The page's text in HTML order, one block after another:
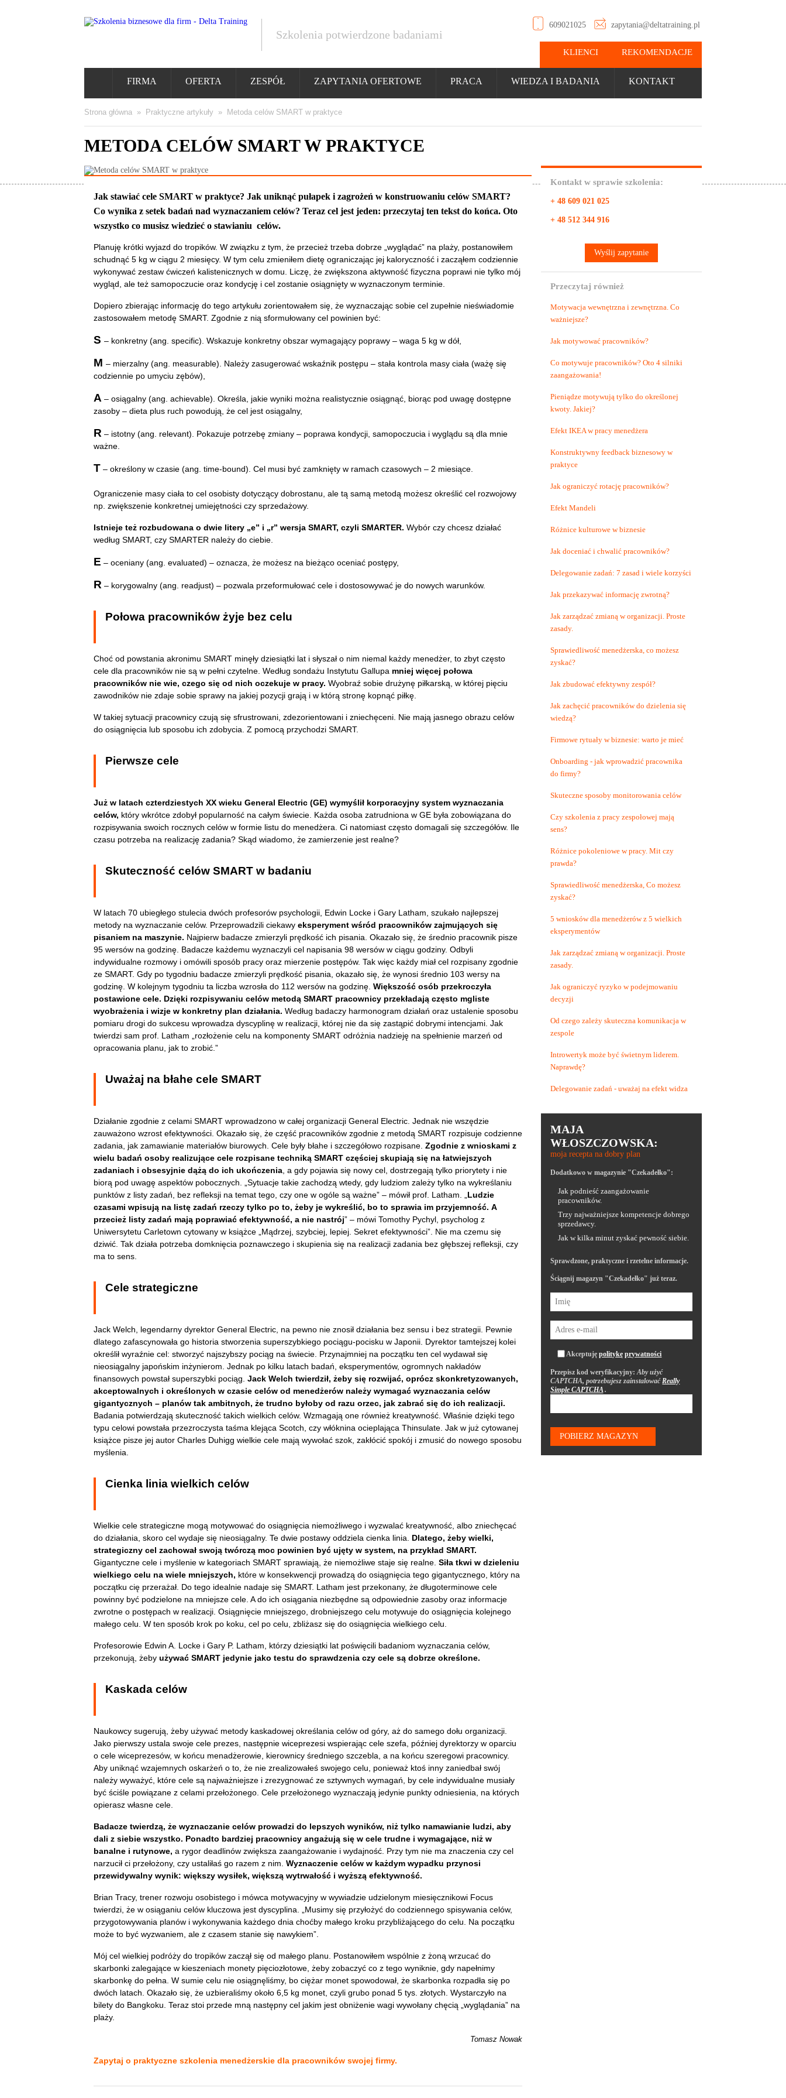
Szkolenia potwierdzone badaniami
609021025 zapytania@deltatraining.pl
KLIENCI REKOMENDACJE
FIRMA OFERTA ZESPÓŁ ZAPYTANIA OFERTOWE PRACA WIEDZA I BADANIA KONTAKT
Strona główna » Praktyczne artykuły » Metoda celów SMART w praktyce
METODA CELÓW SMART W PRAKTYCE
Jak stawiać cele SMART w praktyce? Jak uniknąć pułapek i zagrożeń w konstruowaniu celów SMART?
Co wynika z setek badań nad wyznaczaniem celów? Teraz cel jest jeden: przeczytaj ten tekst do końca. Oto
wszystko co musisz wiedzieć o stawianiu celów.
Planuję krótki wyjazd do tropików. W związku z tym, że przecież trzeba dobrze „wyglądać” na plaży, postanowiłem
schudnąć 5 kg w ciągu 2 miesięcy. W tym celu zmieniłem dietę ograniczając jej kaloryczność i zacząłem codziennie
wykonywać zestaw ćwiczeń kalistenicznych w domu. Liczę, że zwiększona aktywność fizyczna poprawi nie tylko mój
wygląd, ale też samopoczucie oraz kondycję i cel zostanie osiągnięty w wyznaczonym terminie.
Dopiero zbierając informację do tego artykułu zorientowałem się, że wyznaczając sobie cel zupełnie nieświadomie
zastosowałem metodę SMART. Zgodnie z nią sformułowany cel powinien być:
S – konkretny (ang. specific). Wskazuje konkretny obszar wymagający poprawy – waga 5 kg w dół,
M – mierzalny (ang. measurable). Należy zasugerować wskaźnik postępu – stała kontrola masy ciała (ważę się
codziennie po umyciu zębów),
A – osiągalny (ang. achievable). Określa, jakie wyniki można realistycznie osiągnąć, biorąc pod uwagę dostępne
zasoby – dieta plus ruch powodują, że cel jest osiągalny,
R – istotny (ang. relevant). Pokazuje potrzebę zmiany – poprawa kondycji, samopoczucia i wyglądu są dla mnie
ważne.
T – określony w czasie (ang. time-bound). Cel musi być zamknięty w ramach czasowych – 2 miesiące.
Ograniczenie masy ciała to cel osobisty dotyczący dobrostanu, ale tą samą metodą możesz określić cel rozwojowy
np. zwiększenie konkretnej umiejętności czy sprzedażowy.
Istnieje też rozbudowana o dwie litery „e” i „r” wersja SMART, czyli SMARTER. Wybór czy chcesz działać
według SMART, czy SMARTER należy do ciebie.
E – oceniany (ang. evaluated) – oznacza, że możesz na bieżąco oceniać postępy,
R – korygowalny (ang. readjust) – pozwala przeformułować cele i dostosowywać je do nowych warunków.
Połowa pracowników żyje bez celu
Choć od powstania akronimu SMART minęły dziesiątki lat i słyszał o nim niemal każdy menedżer, to zbyt często
cele dla pracowników nie są w pełni czytelne. Według sondażu Instytutu Gallupa mniej więcej połowa
pracowników nie wie, czego się od nich oczekuje w pracy. Wyobraź sobie drużynę piłkarską, w której pięciu
zawodników nie zdaje sobie sprawy na jakiej pozycji grają i w którą stronę kopnąć piłkę.
W takiej sytuacji pracownicy czują się sfrustrowani, zdezorientowani i zniechęceni. Nie mają jasnego obrazu celów
do osiągnięcia lub sposobu ich zdobycia. Z pomocą przychodzi SMART.
Pierwsze cele
Już w latach czterdziestych XX wieku General Electric (GE) wymyślił korporacyjny system wyznaczania
celów, który wkrótce zdobył popularność na całym świecie. Każda osoba zatrudniona w GE była zobowiązana do
rozpisywania swoich rocznych celów w formie listu do menedżera. Ci natomiast często domagali się szczegółów. Ile
czasu potrzeba na realizację zadania? Skąd wiadomo, że zamierzenie jest realne?
Skuteczność celów SMART w badaniu
W latach 70 ubiegłego stulecia dwóch profesorów psychologii, Edwin Locke i Gary Latham, szukało najlepszej
metody na wyznaczanie celów. Przeprowadzili ciekawy eksperyment wśród pracowników zajmujących się
pisaniem na maszynie. Najpierw badacze zmierzyli prędkość ich pisania. Okazało się, że średnio pracownik pisze
95 wersów na godzinę. Badacze każdemu wyznaczyli cel napisania 98 wersów w ciągu godziny. Odbyli
indywidualne rozmowy i omówili sposób pracy oraz mierzenie postępów. Tak więc każdy miał cel rozpisany zgodnie
ze SMART. Gdy po tygodniu badacze zmierzyli prędkość pisania, okazało się, że wynosi średnio 103 wersy na
godzinę. W kolejnym tygodniu ta liczba wzrosła do 112 wersów na godzinę. Większość osób przekroczyła
postawione cele. Dzięki rozpisywaniu celów metodą SMART pracownicy przekładają często mgliste
wyobrażenia i wizje w konkretny plan działania. Według badaczy harmonogram działań oraz ustalenie sposobu
pomiaru drogi do sukcesu wprowadza dyscyplinę w realizacji, której nie da się zastąpić dobrymi intencjami. Jak
twierdzi sam prof. Latham „rozłożenie celu na komponenty SMART odróżnia nadzieję na spełnienie marzeń od
opracowania planu, jak to zrobić.”
Uważaj na błahe cele SMART
Działanie zgodnie z celami SMART wprowadzono w całej organizacji General Electric. Jednak nie wszędzie
zauważono wzrost efektywności. Okazało się, że część pracowników zgodnie z metodą SMART rozpisuje codzienne
zadania, jak zamawianie materiałów biurowych. Cele były błahe i szczegółowo rozpisane. Zgodnie z wnioskami z
wielu badań osoby realizujące cele rozpisane techniką SMART częściej skupiają się na łatwiejszych
zadaniach i obsesyjnie dążą do ich ukończenia , a gdy pojawia się nowy cel, dostrzegają tylko priorytety i nie
biorą pod uwagę aspektów pobocznych. „Sytuacje takie zachodzą wtedy, gdy ludziom zależy tylko na wykreślaniu
punktów z listy zadań, bez refleksji na temat tego, czy one w ogóle są ważne” – mówił prof. Latham. „ Ludzie
czasami wpisują na listę zadań rzeczy tylko po to, żeby je wykreślić, bo to sprawia im przyjemność. A
przecież listy zadań mają poprawiać efektywność, a nie nastrój” – mówi Tomothy Pychyl, psycholog z
Uniwersytetu Carletown cytowany w książce „Mądrzej, szybciej, lepiej. Sekret efektywności”. Nie ma czemu się
dziwić. Tak działa potrzeba domknięcia poznawczego i skupienia się na realizacji zadania bez głębszej refleksji, czy
ma to sens.
Cele strategiczne
Jack Welch, legendarny dyrektor General Electric, na pewno nie znosił działania bez sensu i bez strategii. Pewnie
dlatego zafascynowała go historia stworzenia superszybkiego pociągu-pocisku w Japonii. Dyrektor tamtejszej kolei
określił wyraźnie cel: stworzyć najszybszy pociąg na świecie. Przynajmniej na początku ten cel wydawał się
nieosiągalny japońskim inżynierom. Jednak po kilku latach badań, eksperymentów, ogromnych nakładów
finansowych powstał superszybki pociąg. Jack Welch twierdził, żeby się rozwijać, oprócz skonkretyzowanych,
akceptowalnych i określonych w czasie celów od menedżerów należy wymagać wyznaczania celów
gigantycznych – planów tak ambitnych, że trudno byłoby od razu orzec, jak zabrać się do ich realizacji.
Badania potwierdzają skuteczność takich wielkich celów. Wzmagają one również kreatywność. Właśnie dzięki tego
typu celowi powstała przezroczysta taśma klejąca Scotch, czy włóknina ocieplająca Thinsulate. Jak w już cytowanej
książce pisze jej autor Charles Duhigg wielkie cele mają wywołać szok, zakłócić spokój i zmusić do nowego sposobu
myślenia.
Cienka linia wielkich celów
Wielkie cele strategiczne mogą motywować do osiągnięcia niemożliwego i wyzwalać kreatywność, albo zniechęcać
do działania, skoro cel wydaje się nieosiągalny. Te dwie postawy oddziela cienka linia. Dlatego, żeby wielki,
strategiczny cel zachował swoją twórczą moc powinien być ujęty w system, na przykład SMART.
Gigantyczne cele i myślenie w kategoriach SMART sprawiają, że niemożliwe staje się realne. Siła tkwi w dzieleniu
wielkiego celu na wiele mniejszych, które w konsekwencji prowadzą do osiągnięcia tego gigantycznego, który na
początku cię przerażał. Do tego idealnie nadaje się SMART. Latham jest przekonany, że długoterminowe cele
powinny być podzielone na mniejsze cele. A do ich osiągania niezbędne są odpowiednie zasoby oraz informacje
zwrotne o postępach w realizacji. Osiągnięcie mniejszego, drobniejszego celu motywuje do osiągnięcia kolejnego
małego celu. W ten sposób krok po koku, cel po celu, zbliżasz się do osiągnięcia wielkiego celu.
Profesorowie Edwin A. Locke i Gary P. Latham, którzy dziesiątki lat poświęcili badaniom wyznaczania celów,
przekonują, żeby używać SMART jedynie jako testu do sprawdzenia czy cele są dobrze określone.
Kaskada celów
Naukowcy sugerują, żeby używać metody kaskadowej określania celów od góry, aż do samego dołu organizacji.
Jako pierwszy ustala swoje cele prezes, następnie wiceprezesi wspierając cele szefa, później dyrektorzy w oparciu
o cele wiceprezesów, w końcu menadżerowie, kierownicy średniego szczebla, a na końcu szeregowi pracownicy.
Aby uniknąć wzajemnych oskarżeń o to, że nie zrealizowałeś swojego celu, ponieważ ktoś inny zaniedbał swój
należy wyważyć, które cele są najważniejsze i zrezygnować ze sztywnych wymagań, by cele indywidualne musiały
być ściśle powiązane z celami przełożonego. Cele przełożonego wyznaczają jedynie punkty odniesienia, na których
opierasz własne cele.
Badacze twierdzą, że wyznaczanie celów prowadzi do lepszych wyników, niż tylko namawianie ludzi, aby
dali z siebie wszystko. Ponadto bardziej pracownicy angażują się w cele trudne i wymagające, niż w
banalne i rutynowe, a rygor deadlinów zwiększa zaangażowanie i wydajność. Przy tym nie ma znaczenia czy cel
narzucił ci przełożony, czy ustaliłaś go razem z nim. Wyznaczenie celów w każdym wypadku przynosi
przewidywalny wynik: większy wysiłek, większą wytrwałość i wyższą efektywność.
Brian Tracy, trener rozwoju osobistego i mówca motywacyjny w wywiadzie udzielonym miesięcznikowi Focus
twierdzi, że w osiąganiu celów kluczowa jest dyscyplina. „Musimy się przyłożyć do codziennego spisywania celów,
przygotowywania planów i wykonywania każdego dnia choćby małego kroku przybliżającego do celu. Na początku
może to być wyzwaniem, ale z czasem stanie się nawykiem”.
Mój cel wielkiej podróży do tropików zaczął się od małego planu. Postanowiłem wspólnie z żoną wrzucać do
skarbonki zalegające w kieszeniach monety pięciozłotowe, żeby zobaczyć co z tego wyniknie, gdy napełnimy
skarbonkę do pełna. W sumie celu nie osiągnęliśmy, bo ciężar monet spowodował, że skarbonka rozpadła się po
dwóch latach. Okazało się, że uzbieraliśmy około 6,5 kg monet, czyli grubo ponad 5 tys. złotych. Wystarczyło na
bilety do Bangkoku. Teraz stoi przede mną następny cel jakim jest obniżenie wagi wywołany chęcią „wyglądania” na
plaży.
Tomasz Nowak
Zapytaj o praktyczne szkolenia menedżerskie dla pracowników swojej firmy.
Kontakt w sprawie szkolenia:
+ 48 609 021 025
+ 48 512 344 916
Wyślij zapytanie
Przeczytaj również
Motywacja wewnętrzna i zewnętrzna. Co
ważniejsze?
Jak motywować pracowników?
Co motywuje pracowników? Oto 4 silniki
zaangażowania!
Pieniądze motywują tylko do określonej
kwoty. Jakiej?
Efekt IKEA w pracy menedżera
Konstruktywny feedback biznesowy w
praktyce
Jak ograniczyć rotację pracowników?
Efekt Mandeli
Różnice kulturowe w biznesie
Jak doceniać i chwalić pracowników?
Delegowanie zadań: 7 zasad i wiele korzyści
Jak przekazywać informację zwrotną?
Jak zarządzać zmianą w organizacji. Proste
zasady.
Sprawiedliwość menedżerska, co możesz
zyskać?
Jak zbudować efektywny zespół?
Jak zachęcić pracowników do dzielenia się
wiedzą?
Firmowe rytuały w biznesie: warto je mieć
Onboarding - jak wprowadzić pracownika
do firmy?
Skuteczne sposoby monitorowania celów
Czy szkolenia z pracy zespołowej mają
sens?
Różnice pokoleniowe w pracy. Mit czy
prawda?
Sprawiedliwość menedżerska, Co możesz
zyskać?
5 wniosków dla menedżerów z 5 wielkich
eksperymentów
Jak zarządzać zmianą w organizacji. Proste
zasady.
Jak ograniczyć ryzyko w podejmowaniu
decyzji
Od czego zależy skuteczna komunikacja w
zespole
Introwertyk może być świetnym liderem.
Naprawdę?
Delegowanie zadań - uważaj na efekt widza
MAJA
WŁOSZCZOWSKA:
moja recepta na dobry plan
Dodatkowo w magazynie "Czekadełko":
Jak podnieść zaangażowanie
pracowników.
Trzy najważniejsze kompetencje dobrego
sprzedawcy.
Jak w kilka minut zyskać pewność siebie.
Sprawdzone, praktyczne i rzetelne informacje.
Ściągnij magazyn "Czekadełko" już teraz.
Akceptujępolitykę prywatności
Przepisz kod weryfikacyjny:Aby użyć
CAPTCHA, potrzebujesz zainstalowaćReally
Simple CAPTCHA.